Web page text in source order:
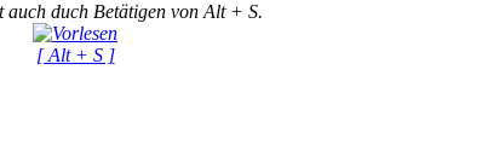
auch duch Betätigen von Alt + S.
[ Alt + S ]